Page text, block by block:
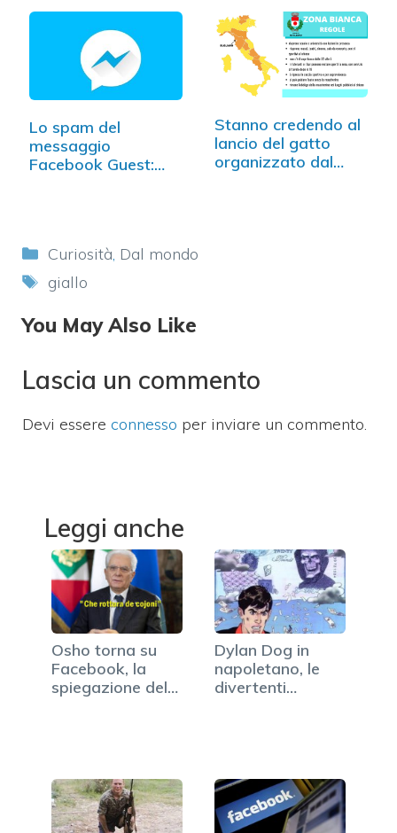
Lo spam del
messaggio
Facebook Guest:
Stanno credendo al
lancio del gatto
organizzato dal…
Categorie
Curiosità, Dal mondo
Tag
giallo
You May Also Like
Lascia un commento
Devi essere connesso per inviare un commento.
Leggi anche
Osho torna su
Facebook, la
spiegazione del
Dylan Dog in
napoletano, le
divertenti